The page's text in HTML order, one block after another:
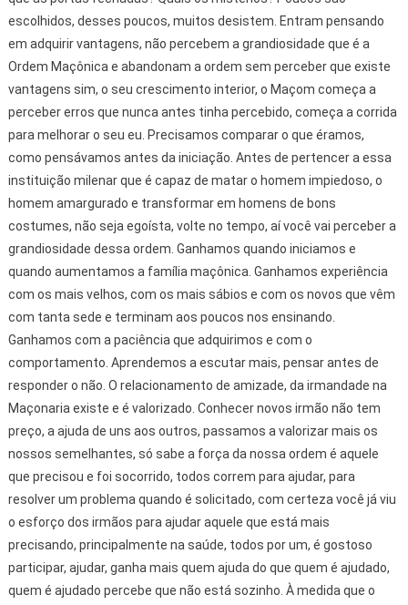
escolhidos, desses poucos, muitos desistem. Entram pensando
em adquirir vantagens, não percebem a grandiosidade que é a
Ordem Maçônica e abandonam a ordem sem perceber que existe
vantagens sim, o seu crescimento interior, o Maçom começa a
perceber erros que nunca antes tinha percebido, começa a corrida
para melhorar o seu eu. Precisamos comparar o que éramos,
como pensávamos antes da iniciação. Antes de pertencer a essa
instituição milenar que é capaz de matar o homem impiedoso, o
homem amargurado e transformar em homens de bons
costumes, não seja egoísta, volte no tempo, aí você vai perceber a
grandiosidade dessa ordem. Ganhamos quando iniciamos e
quando aumentamos a família maçônica. Ganhamos experiência
com os mais velhos, com os mais sábios e com os novos que vêm
com tanta sede e terminam aos poucos nos ensinando.
Ganhamos com a paciência que adquirimos e com o
comportamento. Aprendemos a escutar mais, pensar antes de
responder o não. O relacionamento de amizade, da irmandade na
Maçonaria existe e é valorizado. Conhecer novos irmão não tem
preço, a ajuda de uns aos outros, passamos a valorizar mais os
nossos semelhantes, só sabe a força da nossa ordem é aquele
que precisou e foi socorrido, todos correm para ajudar, para
resolver um problema quando é solicitado, com certeza você já viu
o esforço dos irmãos para ajudar aquele que está mais
precisando, principalmente na saúde, todos por um, é gostoso
participar, ajudar, ganha mais quem ajuda do que quem é ajudado,
quem é ajudado percebe que não está sozinho. À medida que o